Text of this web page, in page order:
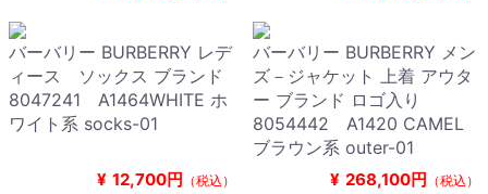
バーバリー BURBERRY レデ
ィース ソックス ブランド
8047241 A1464WHITE ホ
ワイト系 socks-01
¥ 12,700円 （税込）
バーバリー BURBERRY メン
ズ－ジャケット 上着 アウタ
ー ブランド ロゴ入り
8054442 A1420 CAMEL
ブラウン系 outer-01
¥ 268,100円 （税込）